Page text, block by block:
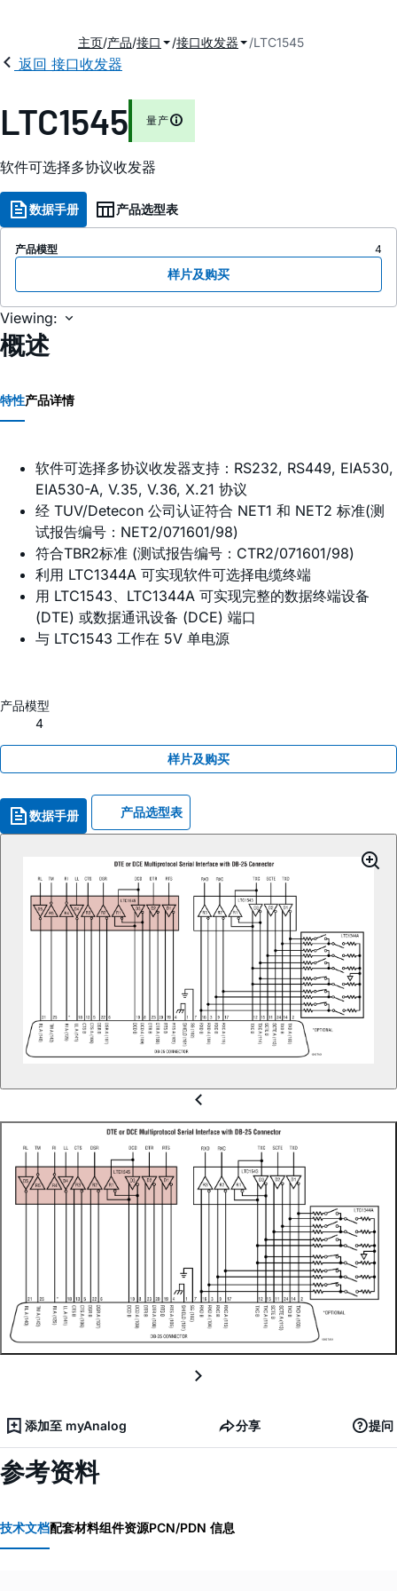
主页 产品 接口 接口收发器 LTC1545
返回 接口收发器
LTC1545 量产
软件可选择多协议收发器
数据手册 产品选型表
产品模型 4
样片及购买
Viewing:
概述
特性产品详情
软件可选择多协议收发器支持：RS232, RS449, EIA530,
EIA530-A, V.35, V.36, X.21 协议
经 TUV/Detecon 公司认证符合 NET1 和 NET2 标准(测
试报告编号：NET2/071601/98)
符合TBR2标准 (测试报告编号：CTR2/071601/98)
利用 LTC1344A 可实现软件可选择电缆终端
用 LTC1543、LTC1344A 可实现完整的数据终端设备
(DTE) 或数据通讯设备 (DCE) 端口
与 LTC1543 工作在 5V 单电源
产品模型
4
样片及购买
数据手册 产品选型表
添加至 myAnalog 分享 提问
参考资料
技术文档配套材料组件资源PCN/PDN 信息